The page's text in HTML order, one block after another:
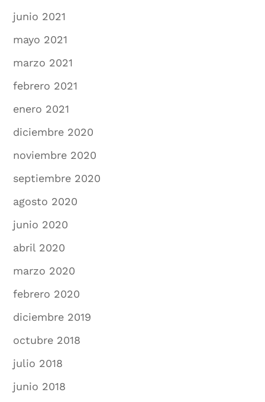
junio 2021
mayo 2021
marzo 2021
febrero 2021
enero 2021
diciembre 2020
noviembre 2020
septiembre 2020
agosto 2020
junio 2020
abril 2020
marzo 2020
febrero 2020
diciembre 2019
octubre 2018
julio 2018
junio 2018